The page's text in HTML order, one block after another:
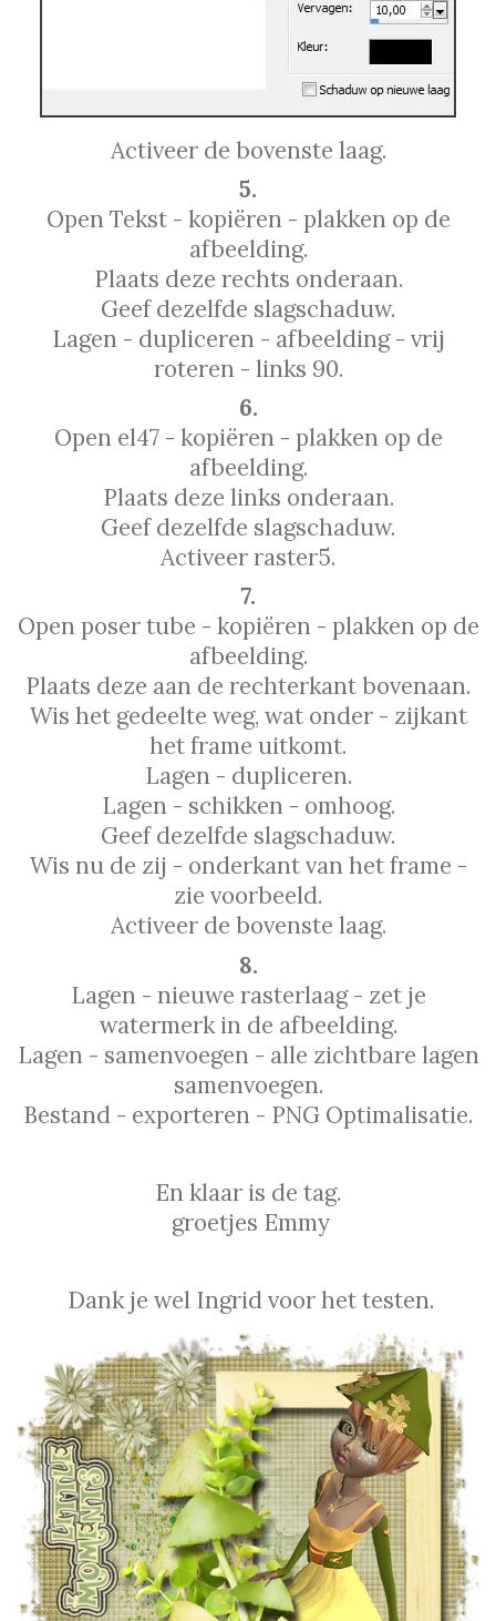
Activeer de bovenste laag.
5.
Open Tekst - kopiëren - plakken op de
afbeelding.
Plaats deze rechts onderaan.
Geef dezelfde slagschaduw.
Lagen - dupliceren - afbeelding - vrij
roteren - links 90.
6.
Open el47 - kopiëren - plakken op de
afbeelding.
Plaats deze links onderaan.
Geef dezelfde slagschaduw.
Activeer raster5.
7.
Open poser tube - kopiëren - plakken op de
afbeelding.
Plaats deze aan de rechterkant bovenaan.
Wis het gedeelte weg, wat onder - zijkant
het frame uitkomt.
Lagen - dupliceren.
Lagen - schikken - omhoog.
Geef dezelfde slagschaduw.
Wis nu de zij - onderkant van het frame -
zie voorbeeld.
Activeer de bovenste laag.
8.
Lagen - nieuwe rasterlaag - zet je
watermerk in de afbeelding.
Lagen - samenvoegen - alle zichtbare lagen
samenvoegen.
Bestand - exporteren - PNG Optimalisatie.
En klaar is de tag.
groetjes Emmy
Dank je wel Ingrid voor het testen.